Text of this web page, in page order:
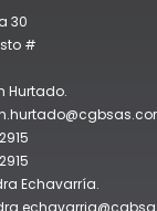
30
#
Hurtado.
Echavarría.